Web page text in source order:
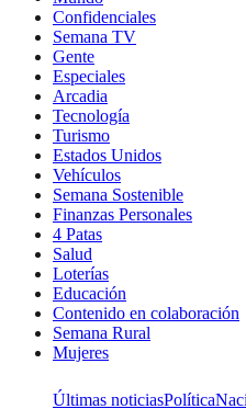
Confidenciales
Semana TV
Gente
Especiales
Arcadia
Tecnología
Turismo
Estados Unidos
Vehículos
Semana Sostenible
Finanzas Personales
4 Patas
Salud
Loterías
Educación
Contenido en colaboración
Semana Rural
Mujeres
Últimas noticiasPolítica